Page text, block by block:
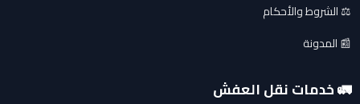
⚖️ الشروط والأحكام
📰 المدونة
🚛 خدمات نقل العفش